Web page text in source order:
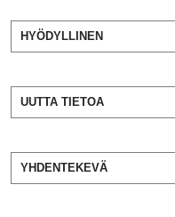
HYÖDYLLINEN
UUTTA TIETOA
YHDENTEKEVÄ